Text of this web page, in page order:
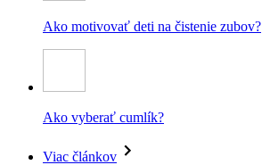
Ako motivovať deti na čistenie zubov?
Ako vyberať cumlík?
Viac článkov